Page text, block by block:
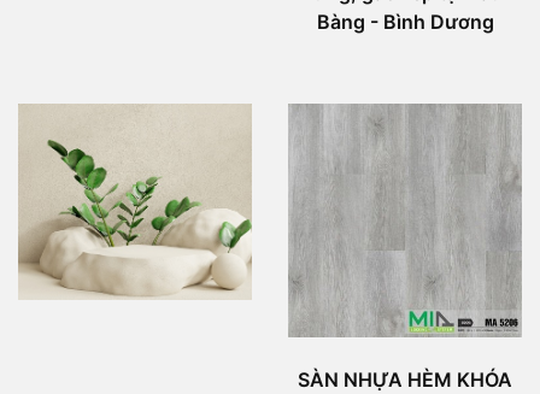
Bàng - Bình Dương
SÀN NHỰA HÈM KHÓA